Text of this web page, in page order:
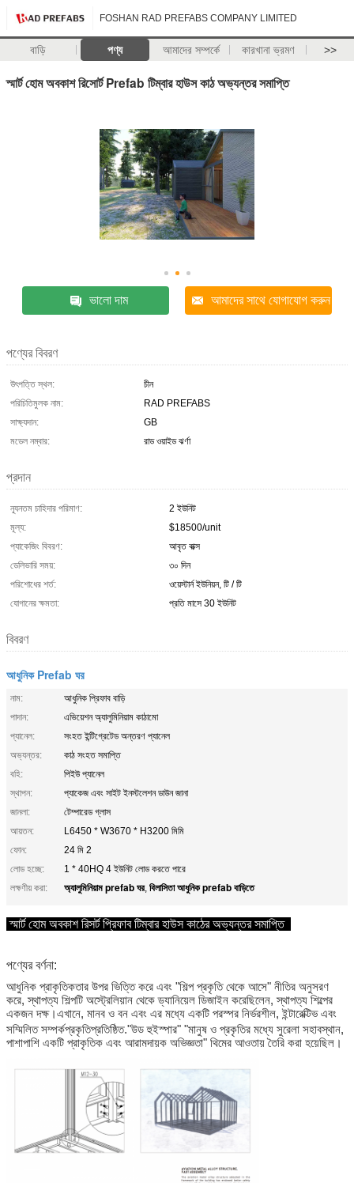
FOSHAN RAD PREFABS COMPANY LIMITED
বাড়ি পণ্য আমাদের সম্পর্কে কারখানা ভ্রমণ >>
স্মার্ট হোম অবকাশ রিসোর্ট Prefab টিম্বার হাউস কাঠ অভ্যন্তর সমাপ্তি
ভালো দাম আমাদের সাথে যোগাযোগ করুন
পণ্যের বিবরণ
উৎপত্তি স্থল:
চীন
পরিচিতিমুলক নাম:
RAD PREFABS
সাক্ষ্যদান:
GB
মডেল নম্বার:
রাড ওয়াইড ঝর্ণা
প্রদান
ন্যূনতম চাহিদার পরিমাণ:
2 ইউনিট
মূল্য:
$18500/unit
প্যাকেজিং বিবরণ:
আবৃত বাক্স
ডেলিভারি সময়:
৩০ দিন
পরিশোধের শর্ত:
ওয়েস্টার্ন ইউনিয়ন, টি / টি
যোগানের ক্ষমতা:
প্রতি মাসে 30 ইউনিট
বিবরণ
আধুনিক Prefab ঘর
নাম:
আধুনিক প্রিফাব বাড়ি
পাদান:
এভিয়েশন অ্যালুমিনিয়াম কাঠামো
প্যানেল:
সংহত ইন্টিগ্রেটেড অন্তরণ প্যানেল
অভ্যন্তর:
কাঠ সংহত সমাপ্তি
বহি:
পিইউ প্যানেল
স্থাপন:
প্যাকেজ এবং সাইট ইনস্টলেশন ডাউন জানা
জানলা:
টেম্পারেড গ্লাস
আয়তন:
L6450 * W3670 * H3200 মিমি
ফোন:
24 মি 2
লোড হচ্ছে:
1 * 40HQ 4 ইউনিট লোড করতে পারে
লক্ষণীয় করা:
অ্যালুমিনিয়াম prefab ঘর, বিলাসিতা আধুনিক prefab বাড়িতে
স্মার্ট হোমঅবকাশ রিসর্ট প্রিফাব টিম্বার হাউস কাঠের অভ্যন্তর সমাপ্তি
পণ্যের বর্ণনা:
আধুনিক প্রাকৃতিকতার উপর ভিত্তি করে এবং "শিল্প প্রকৃতি থেকে আসে" নীতির অনুসরণ
করে, স্থাপত্য শিল্পটি অস্ট্রেলিয়ান থেকে ড্যানিয়েল ডিজাইন করেছিলেন, স্থাপত্য শিল্পের
একজন দক্ষ।এখানে, মানব ও বন এবং এর মধ্যে একটি পরস্পর নির্ভরশীল, ইন্টারেক্টিভ এবং
সম্মিলিত সম্পর্কপ্রকৃতিপ্রতিষ্ঠিত."উড হুইস্পার" "মানুষ ও প্রকৃতির মধ্যে সুরেলা সহাবস্থান,
পাশাপাশি একটি প্রাকৃতিক এবং আরামদায়ক অভিজ্ঞতা" থিমের আওতায় তৈরি করা হয়েছিল।